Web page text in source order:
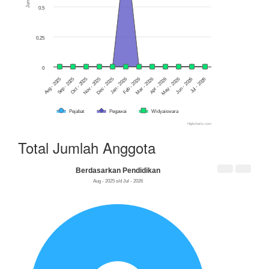
Pejabat Pegawai Widyaiswara
Aug - 2025Sep - 2025Oct - 2025Nov - 2025Dec - 2025Jan - 2026Feb - 2026Mar - 2026Apr - 2026May - 2026Jun - 2026Jul - 2026
0
0.25
0.5
Highcharts.com
Total Jumlah Anggota
Berdasarkan Pendidikan
Aug - 2025 s/d Jul - 2026